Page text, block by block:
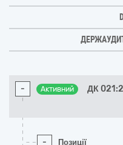
- Активний ДК
- Позиції